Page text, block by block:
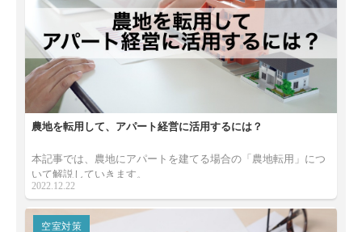
農地を転用して、アパート経営に活用するには？
本記事では、農地にアパートを建てる場合の「農地転用」につ
いて解説していきます。
2022.12.22
空室対策